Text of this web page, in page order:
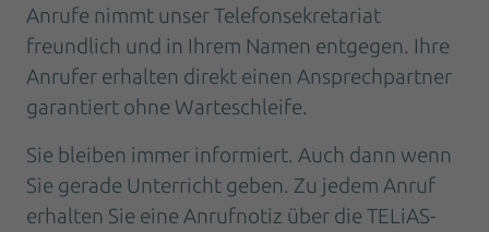
Anrufe nimmt unser Telefonsekretariat
freundlich und in Ihrem Namen entgegen. Ihre
Anrufer erhalten direkt einen Ansprechpartner
garantiert ohne Warteschleife.
Sie bleiben immer informiert. Auch dann wenn
Sie gerade Unterricht geben. Zu jedem Anruf
erhalten Sie eine Anrufnotiz über die TELiAS-